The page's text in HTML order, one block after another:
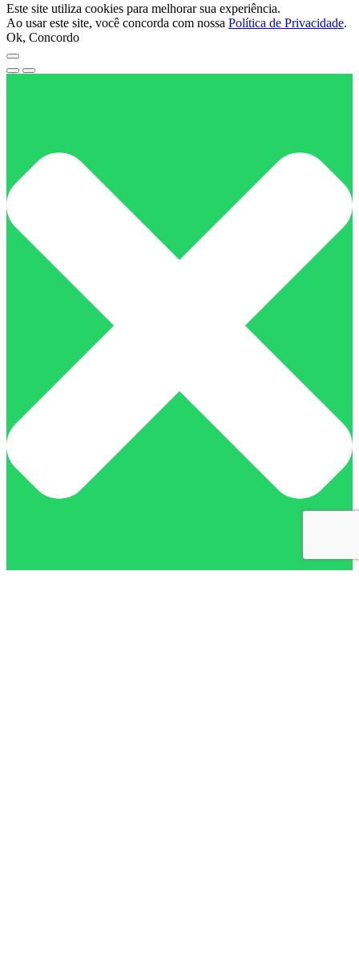
Este site utiliza cookies para melhorar sua experiência.
Ao usar este site, você concorda com nossa Política de Privacidade.
Ok, Concordo